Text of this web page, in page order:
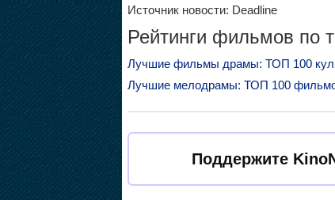
Источник новости: Deadline
Рейтинги фильмов по
Лучшие фильмы драмы: ТОП 100
Лучшие мелодрамы: ТОП 100
Поддержите